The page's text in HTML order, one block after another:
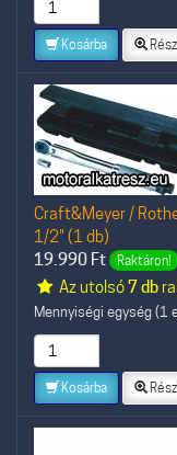
Kosárba
Craft&Meyer /
1/2" (1 db)
19.990 Ft Raktáron!
Az utolsó7 db
Mennyiségi egység (1
Kosárba